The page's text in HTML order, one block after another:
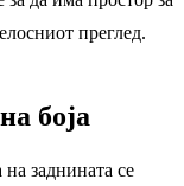
преглед.
боја
на заднината се